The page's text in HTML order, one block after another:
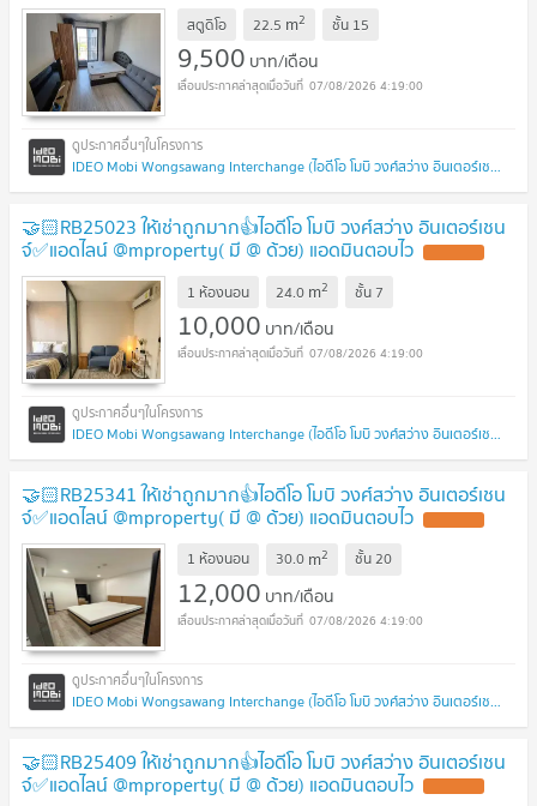
สตูดิโอ 22.5 m2 ชั้น 15
9,500 บาท/เดือน
07/08/2026 4:19:00
IDEO Mobi Wongsawang Interchange (ไอดีโอ โมบิ วงศ์สว่าง อินเตอร์เชนจ์)
🤝🏻RB25023 ให้เช่าถูกมาก👍ไอดีโอ โมบิ วงศ์สว่าง อินเตอร์เชน
จ์✅แอดไลน์ @mproperty( มี @ ด้วย) แอดมินตอบไว
1 ห้องนอน 24.0 m2 ชั้น 7
10,000 บาท/เดือน
07/08/2026 4:19:00
IDEO Mobi Wongsawang Interchange (ไอดีโอ โมบิ วงศ์สว่าง อินเตอร์เชนจ์)
🤝🏻RB25341 ให้เช่าถูกมาก👍ไอดีโอ โมบิ วงศ์สว่าง อินเตอร์เชน
จ์✅แอดไลน์ @mproperty( มี @ ด้วย) แอดมินตอบไว
1 ห้องนอน 30.0 m2 ชั้น20
12,000 บาท/เดือน
07/08/2026 4:19:00
IDEO Mobi Wongsawang Interchange (ไอดีโอ โมบิ วงศ์สว่าง อินเตอร์เชนจ์)
🤝🏻RB25409 ให้เช่าถูกมาก👍ไอดีโอ โมบิ วงศ์สว่าง อินเตอร์เชน
จ์✅แอดไลน์ @mproperty( มี @ ด้วย) แอดมินตอบไว